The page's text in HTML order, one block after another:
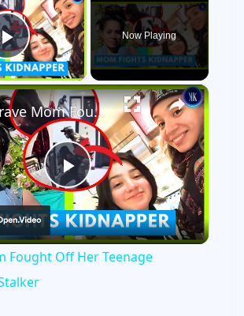
Play Video
Now Playing
×
P
l
A Brave Mom Fought Off Her Teenage Daughter's Stalker
Fought Off Her Teenage